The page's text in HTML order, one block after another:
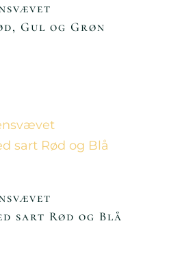
Gul og Grøn
sart Rød og Blå